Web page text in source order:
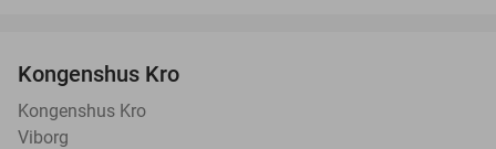
Kongenshus Kro
Kongenshus Kro
Viborg